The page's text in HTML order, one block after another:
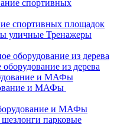
спортивных площадок
Тренажеры
из дерева
и МАФы
и МАФы